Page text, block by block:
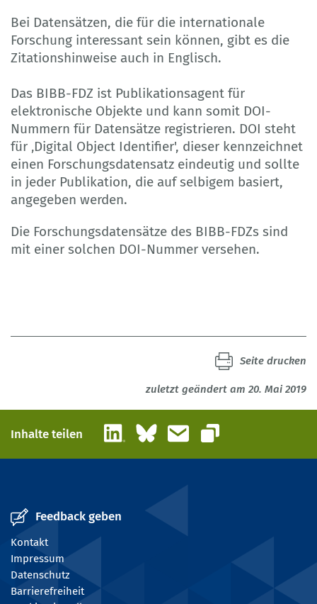
Bei Datensätzen, die für die internationale
Forschung interessant sein können, gibt es die
Zitationshinweise auch in Englisch.
Das BIBB-FDZ ist Publikationsagent für
elektronische Objekte und kann somit DOI-
Nummern für Datensätze registrieren. DOI steht
für ‚Digital Object Identifier', dieser kennzeichnet
einen Forschungsdatensatz eindeutig und sollte
in jeder Publikation, die auf selbigem basiert,
angegeben werden.
Die Forschungsdatensätze des BIBB-FDZs sind
mit einer solchen DOI-Nummer versehen.
zuletzt geändert am 20. Mai 2019
Seite drucken
Inhalte teilen LinkedInBlueskyE-Mail
Link kopieren
Feedback geben
Kontakt
Impressum
Datenschutz
Barrierefreiheit